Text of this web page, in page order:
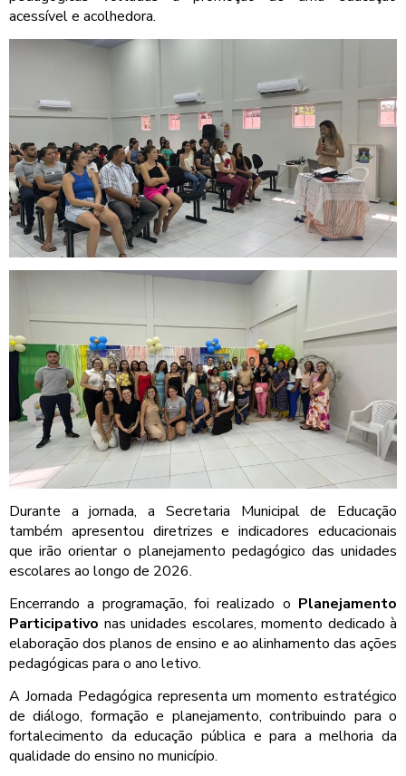
acessível e acolhedora.
Durante a jornada, a Secretaria Municipal de Educação
também apresentou diretrizes e indicadores educacionais
que irão orientar o planejamento pedagógico das unidades
escolares ao longo de 2026.
Encerrando a programação, foi realizado o Planejamento
Participativo nas unidades escolares, momento dedicado à
elaboração dos planos de ensino e ao alinhamento das ações
pedagógicas para o ano letivo.
A Jornada Pedagógica representa um momento estratégico
de diálogo, formação e planejamento, contribuindo para o
fortalecimento da educação pública e para a melhoria da
qualidade do ensino no município.